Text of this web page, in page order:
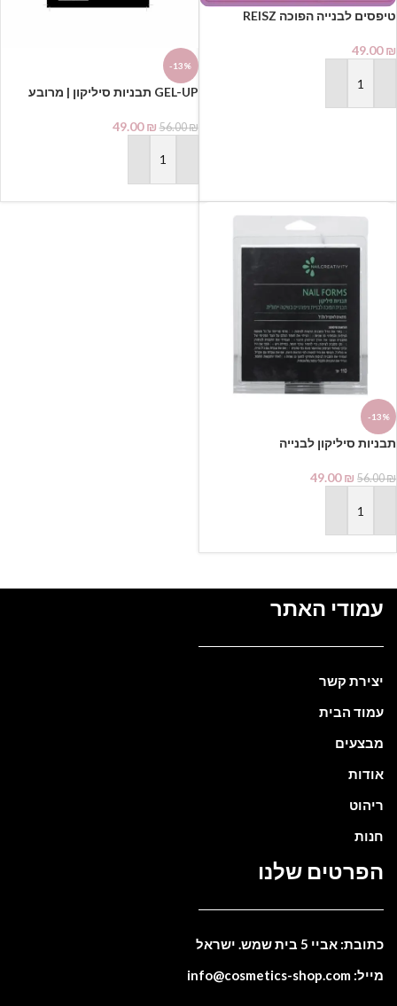
טיפסים לבנייה הפוכה REISZ
(120 יחידות) | רייז מקצועי
49.00₪
הוספה לסל
-13%
GEL-UP תבניות סיליקון | מרובע
56.00₪
49.00₪
הוספה לסל
-13%
תבניות סיליקון לבנייה
56.00₪
49.00₪
הוספה לסל
עמודי האתר
יצירת קשר
עמוד הבית
מבצעים
אודות
ריהוט
חנות
הפרטים שלנו
כתובת: אביי 5 בית שמש. ישראל
מייל: info@cosmetics-shop.com